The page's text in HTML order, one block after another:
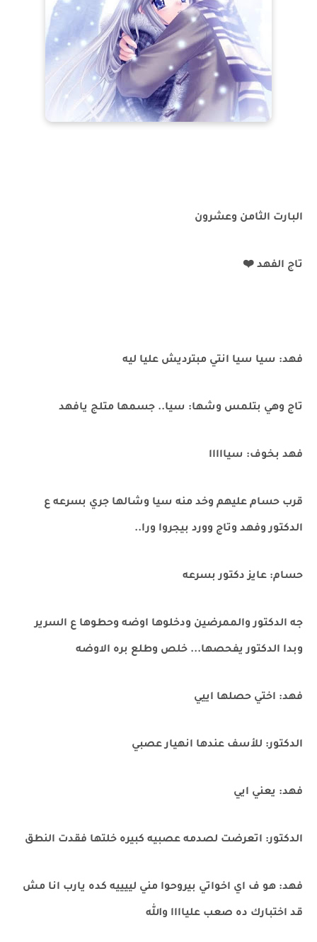
البارت الثامن وعشرون
تاج الفهد ❤️
فهد: سيا سيا انتي مبترديش عليا ليه
تاج وهي بتلمس وشها: سيا.. جسمها متلج يافهد
فهد بخوف: سيااااا
قرب حسام عليهم وخد منه سيا وشالها جري بسرعه ع
الدكتور وفهد وتاج وورد بيجروا ورا..
حسام: عايز دكتور بسرعه
جه الدكتور والممرضين ودخلوها اوضه وحطوها ع السرير
وبدا الدكتور يفحصها... خلص وطلع بره الاوضه
فهد: اختي حصلها اييي
الدكتور: للأسف عندها انهيار عصبي
فهد: يعني ايي
الدكتور: اتعرضت لصدمه عصبيه كبيره خلتها فقدت النطق
فهد: هو ف اي اخواتي بيروحوا مني لييييه كده يارب انا مش
قد اختبارك ده صعب علياااا والله